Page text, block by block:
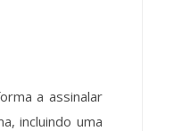
a assinalar
incluindo uma